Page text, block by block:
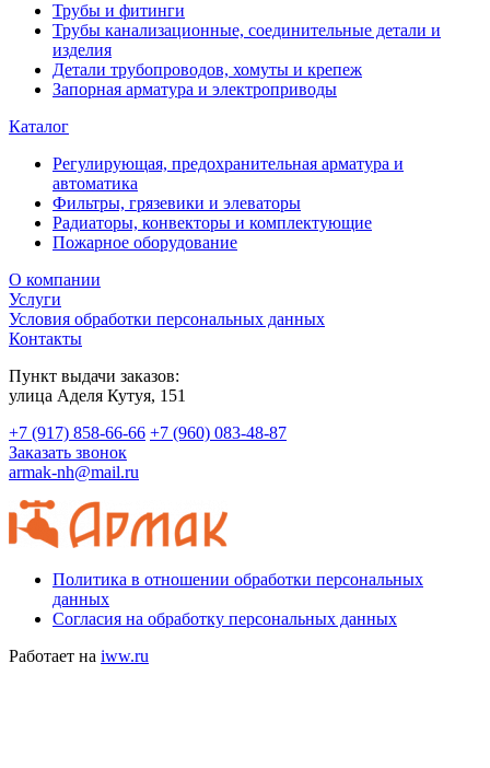
Трубы и фитинги
Трубы канализационные, соединительные детали и
изделия
Детали трубопроводов, хомуты и крепеж
Запорная арматура и электроприводы
Каталог
Регулирующая, предохранительная арматура и
автоматика
Фильтры, грязевики и элеваторы
Радиаторы, конвекторы и комплектующие
Пожарное оборудование
О компании
Услуги
Условия обработки персональных данных
Контакты
Пункт выдачи заказов:
​улица Аделя Кутуя, 151
+7 (917) 858-66-66 +7 (960) 083-48-87
Заказать звонок
armak-nh@mail.ru
Политика в отношении обработки персональных
данных
Согласия на обработку персональных данных
Работает на iww.ru